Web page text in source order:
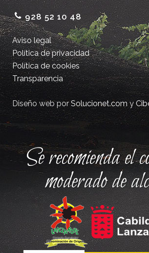
928 52 10 48
Aviso legal
Política de privacidad
Política de cookies
Transparencia
Diseño web porSolucionet.comy
Se recomienda el
moderado de